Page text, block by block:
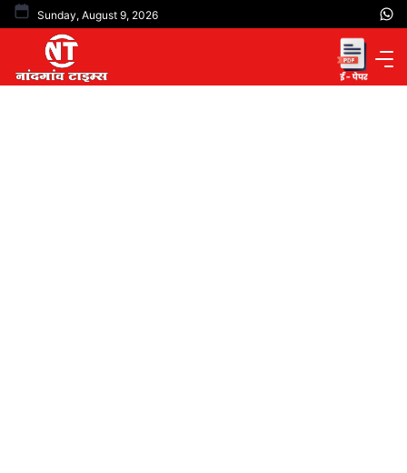
Skip
content
Sunday, August 9, 2026